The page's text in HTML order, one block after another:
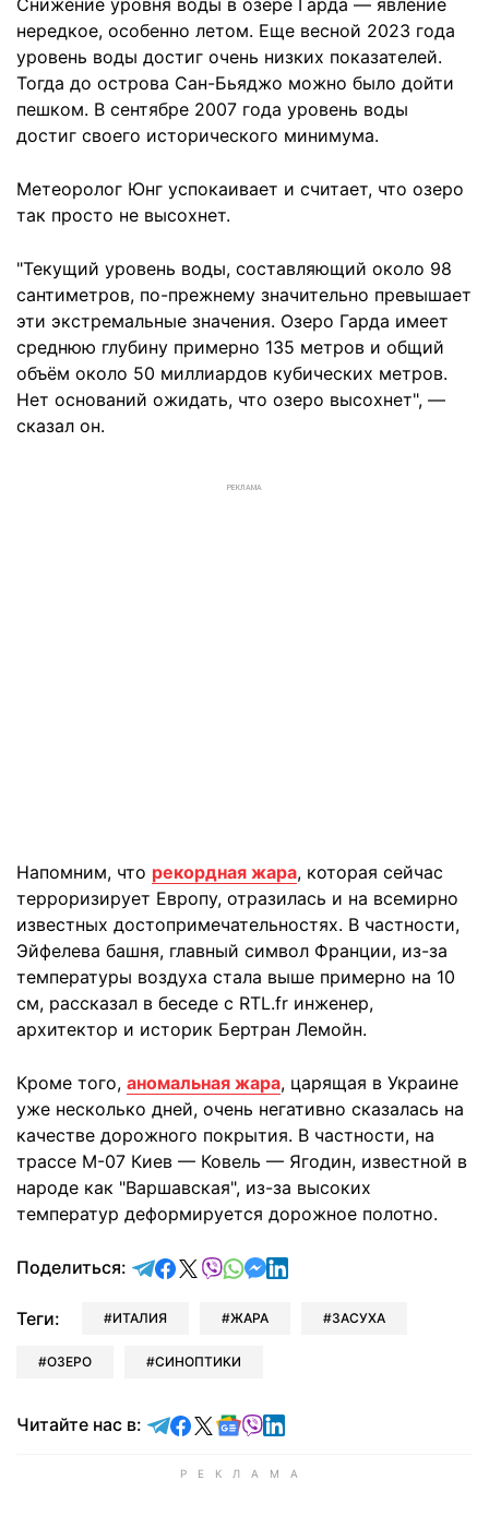
нередкое, особенно летом. Еще весной 2023 года
уровень воды достиг очень низких показателей.
Тогда до острова Сан-Бьяджо можно было дойти
пешком. В сентябре 2007 года уровень воды
достиг своего исторического минимума.
Метеоролог Юнг успокаивает и считает, что озеро
так просто не высохнет.
"Текущий уровень воды, составляющий около 98
сантиметров, по-прежнему значительно превышает
эти экстремальные значения. Озеро Гарда имеет
среднюю глубину примерно 135 метров и общий
объём около 50 миллиардов кубических метров.
Нет оснований ожидать, что озеро высохнет", —
сказал он.
РЕКЛАМА
Напомним, что рекордная жара, которая сейчас
терроризирует Европу, отразилась и на всемирно
известных достопримечательностях. В частности,
Эйфелева башня, главный символ Франции, из-за
температуры воздуха стала выше примерно на 10
см, рассказал в беседе с RTL.fr инженер,
архитектор и историк Бертран Лемойн.
Кроме того, аномальная жара, царящая в Украине
уже несколько дней, очень негативно сказалась на
качестве дорожного покрытия. В частности, на
трассе М-07 Киев — Ковель — Ягодин, известной в
народе как "Варшавская", из-за высоких
температур деформируется дорожное полотно.
Поделиться: отправить в Telegram
поделиться в Facebook
поделиться в X
отправить в Viber
отправить в Whatsapp
отправить в Messenger
отправить в LinkedIn
Теги: ИТАЛИЯ ЖАРА ЗАСУХА
ОЗЕРО СИНОПТИКИ
Читайте нас в: Читайте в Telegram
Читайте в Facebook
Читайте в X
Читайте в Google news
Читайте в Viber
Читайте в LinkedIn